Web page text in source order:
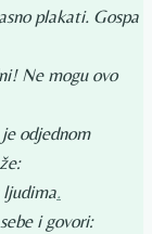
plakati. Gospa
Ne mogu ovo
odjednom
ljudima.
i govori: